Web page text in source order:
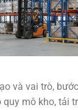
và vai trò,
mô kho, tải